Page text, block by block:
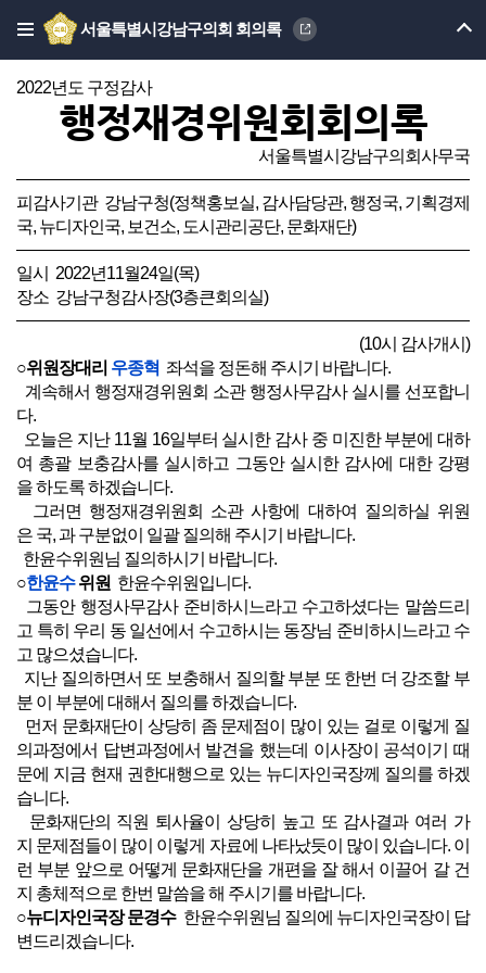
서울특별시강남구의회 회의록
2022년도 구정감사
행정재경위원회회의록
서울특별시강남구의회사무국
피감사기관 강남구청(정책홍보실, 감사담당관, 행정국, 기획경제
국, 뉴디자인국, 보건소, 도시관리공단, 문화재단)
일시 2022년11월24일(목)
장소 강남구청감사장(3층큰회의실)
(10시 감사개시)
○위원장대리 우종혁 좌석을 정돈해 주시기 바랍니다.
계속해서 행정재경위원회 소관 행정사무감사 실시를 선포합니
다.
오늘은 지난 11월 16일부터 실시한 감사 중 미진한 부분에 대하
여 총괄 보충감사를 실시하고 그동안 실시한 감사에 대한 강평
을 하도록 하겠습니다.
그러면 행정재경위원회 소관 사항에 대하여 질의하실 위원
은 국, 과 구분없이 일괄 질의해 주시기 바랍니다.
한윤수위원님 질의하시기 바랍니다.
○한윤수위원 한윤수위원입니다.
그동안 행정사무감사 준비하시느라고 수고하셨다는 말씀드리
고 특히 우리 동 일선에서 수고하시는 동장님 준비하시느라고 수
고 많으셨습니다.
지난 질의하면서 또 보충해서 질의할 부분 또 한번 더 강조할 부
분 이 부분에 대해서 질의를 하겠습니다.
먼저 문화재단이 상당히 좀 문제점이 많이 있는 걸로 이렇게 질
의과정에서 답변과정에서 발견을 했는데 이사장이 공석이기 때
문에 지금 현재 권한대행으로 있는 뉴디자인국장께 질의를 하겠
습니다.
문화재단의 직원 퇴사율이 상당히 높고 또 감사결과 여러 가
지 문제점들이 많이 이렇게 자료에 나타났듯이 많이 있습니다. 이
런 부분 앞으로 어떻게 문화재단을 개편을 잘 해서 이끌어 갈 건
지 총체적으로 한번 말씀을 해 주시기를 바랍니다.
○뉴디자인국장 문경수한윤수위원님 질의에 뉴디자인국장이 답
변드리겠습니다.